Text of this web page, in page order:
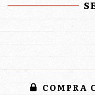
COMPRA